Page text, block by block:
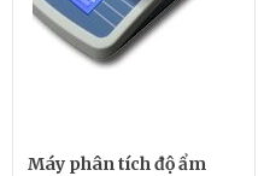
Máy phân tích độ ẩm